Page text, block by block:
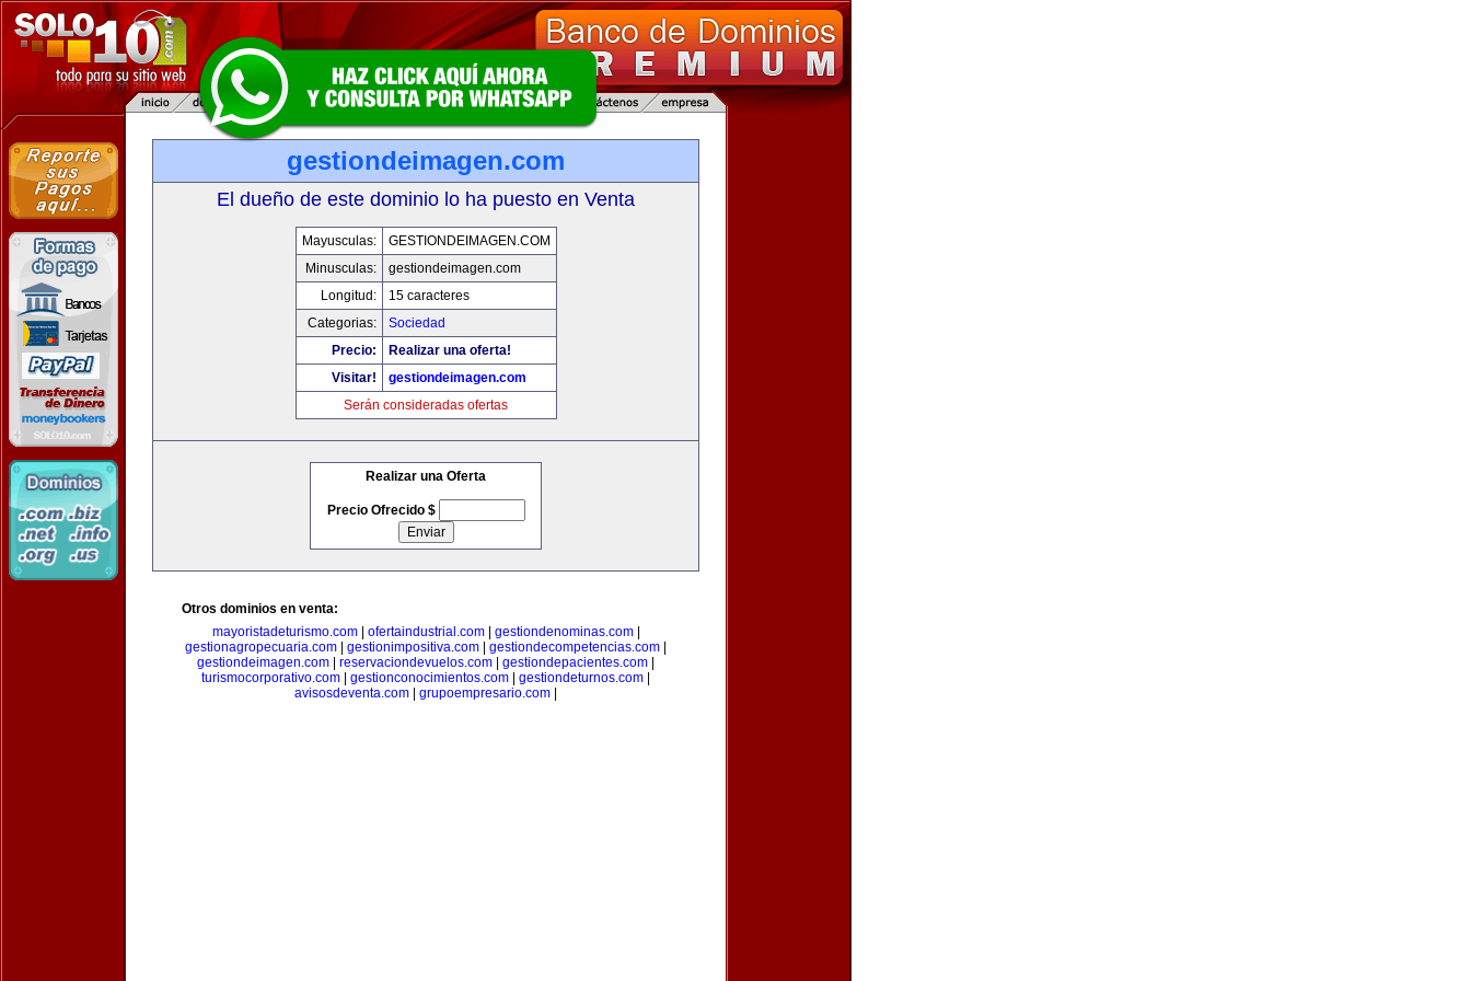
gestiondeimagen.com
El dueño de este dominio lo ha puesto en Venta
Mayusculas:
GESTIONDEIMAGEN.COM
Minusculas:
gestiondeimagen.com
Longitud:
15 caracteres
Categorias:
Sociedad
Precio:
Realizar una oferta!
Visitar!
gestiondeimagen.com
Serán consideradas ofertas
Realizar una Oferta
Precio Ofrecido $
Otros dominios en venta:
mayoristadeturismo.com| ofertaindustrial.com| gestiondenominas.com|
gestionagropecuaria.com
gestionimpositiva.com gestiondecompetencias.com
gestiondeimagen.com
reservaciondevuelos.com gestiondepacientes.com
turismocorporativo.com
gestionconocimientos.com gestiondeturnos.com
avisosdeventa.com
grupoempresario.com